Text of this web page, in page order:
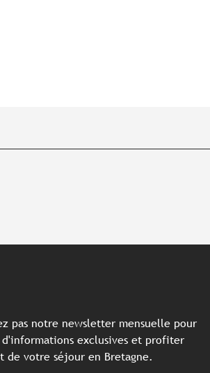
pas notre newsletter mensuelle pour
exclusives et profiter
de votre séjour en Bretagne.